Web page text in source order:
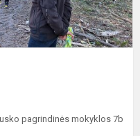
pagrindinės mokyklos 7b